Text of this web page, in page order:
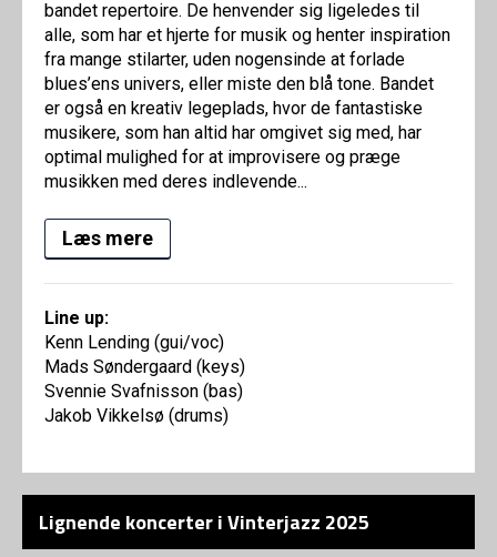
bandet repertoire. De henvender sig ligeledes til
alle, som har et hjerte for musik og henter inspiration
fra mange stilarter, uden nogensinde at forlade
blues’ens univers, eller miste den blå tone. Bandet
er også en kreativ legeplads, hvor de fantastiske
musikere, som han altid har omgivet sig med, har
optimal mulighed for at improvisere og præge
musikken med deres indlevende...
Læs mere
Line up:
Kenn Lending (gui/voc)
Mads Søndergaard (keys)
Svennie Svafnisson (bas)
Jakob Vikkelsø (drums)
Lignende koncerter i Vinterjazz 2025